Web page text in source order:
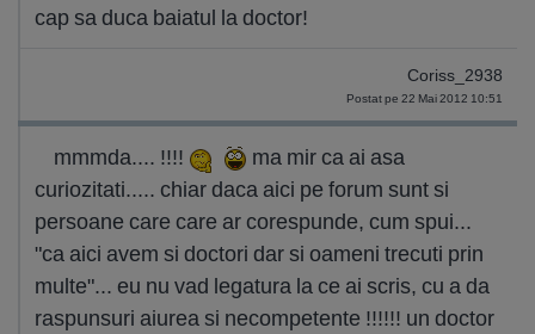
cap sa duca baiatul la doctor!
Coriss_2938
Postat pe 22 Mai 2012 10:51
mmmda.... !!!!
ma mir ca ai asa
curiozitati..... chiar daca aici pe forum sunt si
persoane care care ar corespunde, cum spui...
"ca aici avem si doctori dar si oameni trecuti prin
multe"... eu nu vad legatura la ce ai scris, cu a da
raspunsuri aiurea si necompetente !!!!!! un doctor